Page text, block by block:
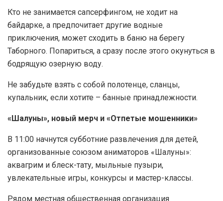
Кто не занимается сапсерфингом, не ходит на
байдарке, а предпочитает другие водные
приключения, может сходить в баню на берегу
Таборного. Попариться, а сразу после этого окунуться в
бодрящую озерную воду.
Не забудьте взять с собой полотенце, сланцы,
купальник, если хотите – банные принадлежности.
«Шалуны», новый мерч и «Отпетые мошенники»
В 11:00 начнутся субботние развлечения для детей,
организованные союзом аниматоров «Шалуны»:
аквагрим и блеск-тату, мыльные пузыри,
увлекательные игры, конкурсы и мастер-классы.
Рядом местная общественная организация